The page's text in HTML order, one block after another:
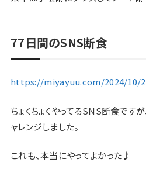
77日間のSNS断食
https://miyayuu.com/2024/10/
ちょくちょくやってるSNS断食です
ャレンジしました。
これも、本当にやってよかった♪